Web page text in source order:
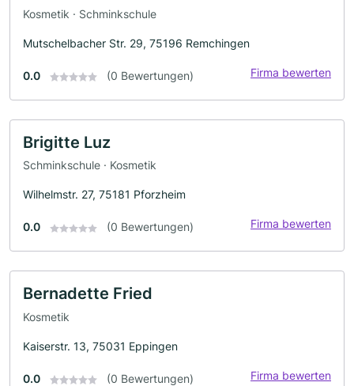
Kosmetik · Schminkschule
Mutschelbacher Str. 29, 75196 Remchingen
0.0 (0 Bewertungen) Firma bewerten
Brigitte Luz
Schminkschule · Kosmetik
Wilhelmstr. 27, 75181 Pforzheim
0.0 (0 Bewertungen) Firma bewerten
Bernadette Fried
Kosmetik
Kaiserstr. 13, 75031 Eppingen
0.0 (0 Bewertungen) Firma bewerten